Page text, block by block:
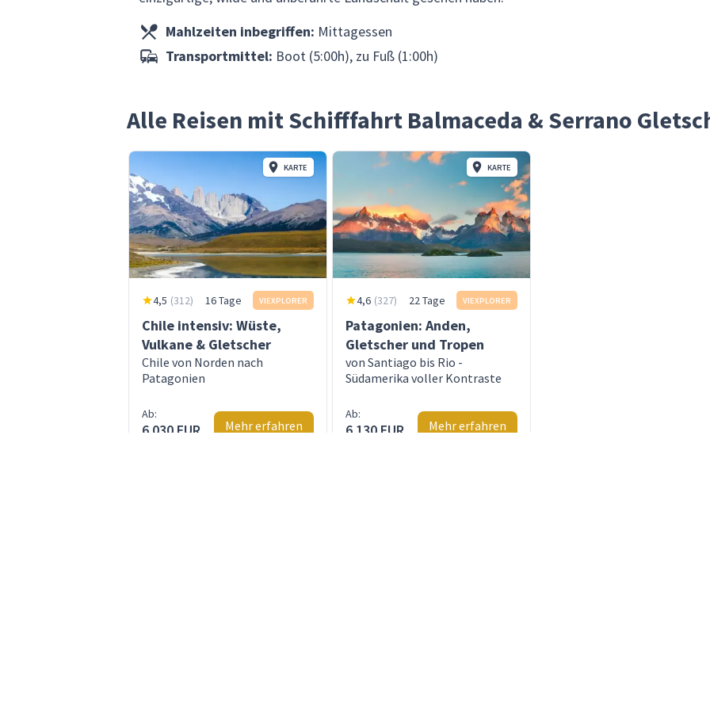
Mahlzeiten inbegriffen: Mittagessen
Transportmittel: Boot (5:00h), zu Fuß (1:00h)
Alle Reisen mit Schifffahrt Balmaceda & Serrano
KARTE
4,5 (312) 16 Tage VIEXPLORER
Chile intensiv: Wüste,
Vulkane & Gletscher
Chile von Norden nach
Patagonien
Ab:
6.030 EUR Mehr erfahren
KARTE
4,6 (327) 22 Tage VIEXPLORER
Patagonien: Anden,
Gletscher und Tropen
von Santiago bis Rio -
Südamerika voller Kontraste
Ab:
6.130 EUR Mehr erfahren